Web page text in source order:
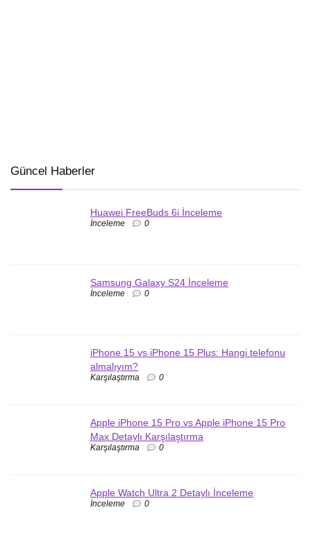
Güncel Haberler
Huawei FreeBuds 6i İnceleme
İnceleme 0
Samsung Galaxy S24 İnceleme
İnceleme 0
iPhone 15 vs iPhone 15 Plus: Hangi telefonu
almalıyım?
Karşılaştırma 0
Apple iPhone 15 Pro vs Apple iPhone 15 Pro
Max Detaylı Karşılaştırma
Karşılaştırma 0
Apple Watch Ultra 2 Detaylı İnceleme
İnceleme 0